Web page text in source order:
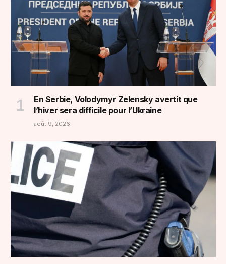
En Serbie, Volodymyr Zelensky avertit que
l’hiver sera difficile pour l’Ukraine
août 9, 2026